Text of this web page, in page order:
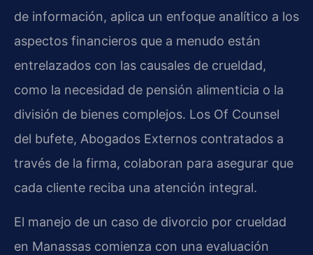
de información, aplica un enfoque analítico a los
aspectos financieros que a menudo están
entrelazados con las causales de crueldad,
como la necesidad de pensión alimenticia o la
división de bienes complejos. Los Of Counsel
del bufete, Abogados Externos contratados a
través de la firma, colaboran para asegurar que
cada cliente reciba una atención integral.
El manejo de un caso de divorcio por crueldad
en Manassas comienza con una evaluación